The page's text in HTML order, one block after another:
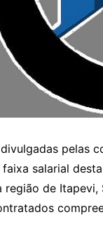
pelas
salarial
região de